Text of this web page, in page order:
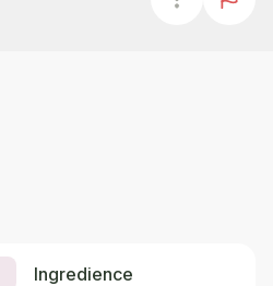
Ingredience